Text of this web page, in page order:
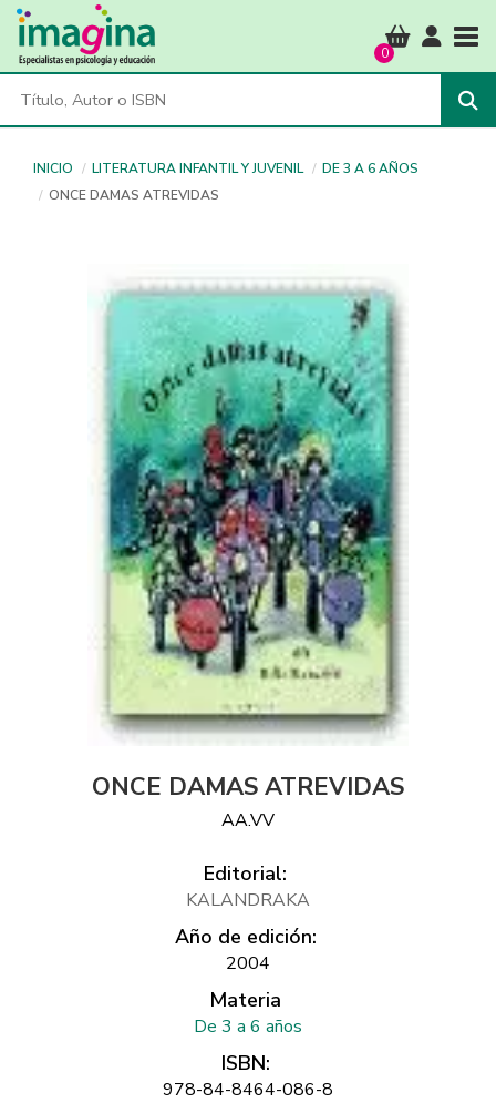
0
INICIO LITERATURA INFANTIL Y JUVENIL
DE 3 A 6 AÑOS
ONCE DAMAS ATREVIDAS
ONCE DAMAS ATREVIDAS
AA.VV
Editorial:
KALANDRAKA
Año de edición:
2004
Materia
De 3 a 6 años
ISBN:
978-84-8464-086-8